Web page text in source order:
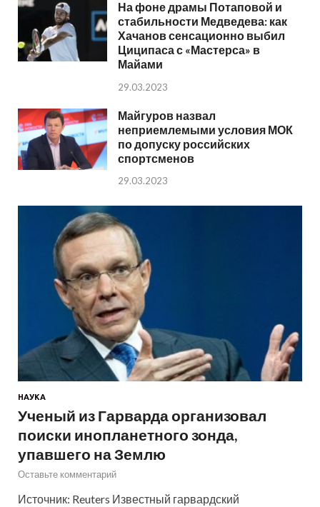
На фоне драмы Потаповой и
стабильности Медведева: как
Хачанов сенсационно выбил
Циципаса с «Мастерса» в
Майами
29.03.2023
Майгуров назвал
неприемлемыми условия МОК
по допуску российских
спортсменов
29.03.2023
НАУКА
Ученый из Гарварда организовал
поиски инопланетного зонда,
упавшего на Землю
Оставьте комментарий
Источник: Reuters Известный гарвардский